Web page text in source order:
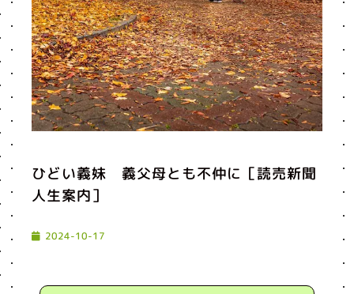
ひどい義妹 義父母とも不仲に［読売新聞
人生案内］
2024-10-17